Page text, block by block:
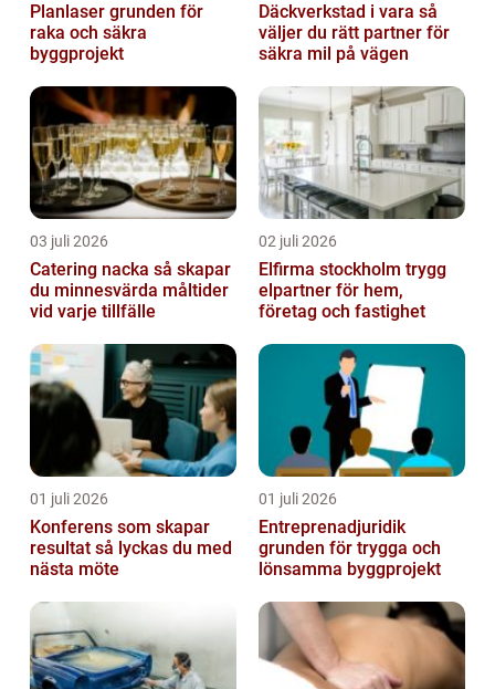
Planlaser grunden för
raka och säkra
byggprojekt
Däckverkstad i vara så
väljer du rätt partner för
säkra mil på vägen
03 juli 2026
Catering nacka så skapar
du minnesvärda måltider
vid varje tillfälle
02 juli 2026
Elfirma stockholm trygg
elpartner för hem,
företag och fastighet
01 juli 2026
Konferens som skapar
resultat så lyckas du med
nästa möte
01 juli 2026
Entreprenadjuridik
grunden för trygga och
lönsamma byggprojekt